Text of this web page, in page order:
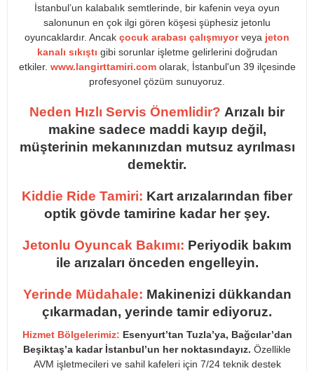
İstanbul’un kalabalık semtlerinde, bir kafenin veya oyun
salonunun en çok ilgi gören köşesi şüphesiz jetonlu
oyuncaklardır. Ancak çocuk arabası çalışmıyorveya jeton
kanalı sıkıştı gibi sorunlar işletme gelirlerini doğrudan
etkiler. www.langirttamiri.comolarak, İstanbul'un 39 ilçesinde
profesyonel çözüm sunuyoruz.
Neden Hızlı Servis Önemlidir? Arızalı bir
makine sadece maddi kayıp değil,
müşterinin mekanınızdan mutsuz ayrılması
demektir.
Kiddie Ride Tamiri: Kart arızalarından fiber
optik gövde tamirine kadar her şey.
Jetonlu Oyuncak Bakımı: Periyodik bakım
ile arızaları önceden engelleyin.
Yerinde Müdahale: Makinenizi dükkandan
çıkarmadan, yerinde tamir ediyoruz.
Hizmet Bölgelerimiz: Esenyurt’tan Tuzla’ya, Bağcılar’dan
Beşiktaş’a kadar İstanbul’un her noktasındayız. Özellikle
AVM işletmecileri ve sahil kafeleri için 7/24 teknik destek